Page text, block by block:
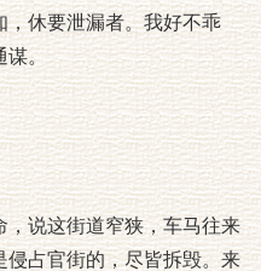
，休要泄漏者。我好不乖
谋。
说这街道窄狭，车马往来
占官街的，尽皆拆毁。来